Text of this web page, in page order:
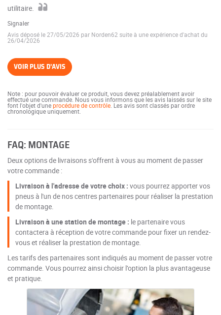
utilitaire.
Signaler
Avis déposé le 27/05/2026 par Norden62 suite à une expérience d'achat du
26/04/2026
VOIR PLUS D'AVIS
Note : pour pouvoir évaluer ce produit, vous devez préalablement avoir
effectué une commande. Nous vous informons que les avis laissés sur le site
font l'objet d'uneprocédure de contrôle . Les avis sont classés par ordre
chronologique uniquement.
FAQ: MONTAGE
Deux options de livraisons s'offrent à vous au moment de passer
votre commande :
Livraison à l'adresse de votre choix : vous pourrez apporter vos
pneus à l'un de nos centres partenaires pour réaliser la prestation
de montage.
Livraison à une station de montage : le partenaire vous
contactera à réception de votre commande pour fixer un rendez-
vous et réaliser la prestation de montage.
Les tarifs des partenaires sont indiqués au moment de passer votre
commande. Vous pourrez ainsi choisir l’option la plus avantageuse
et pratique.